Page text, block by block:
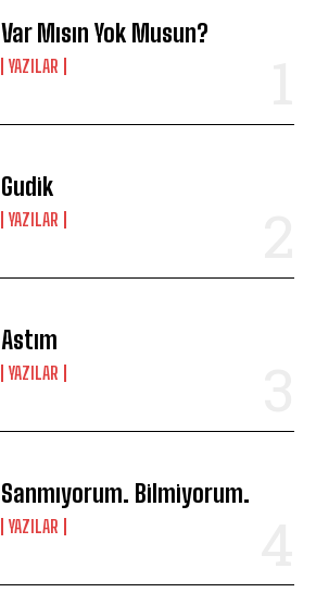
Var Mısın Yok Musun?
YAZILAR
Gudik
YAZILAR
Astım
YAZILAR
Sanmıyorum. Bilmiyorum.
YAZILAR